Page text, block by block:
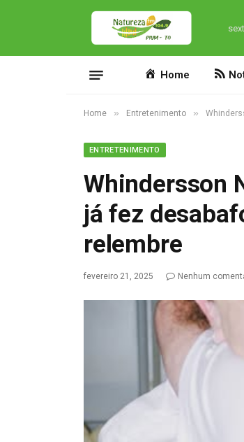
Home
Home » Entretenimento »
ENTRETENIMENTO
Whindersson
já fez
relembre
fevereiro 21, 2025 Nenhum